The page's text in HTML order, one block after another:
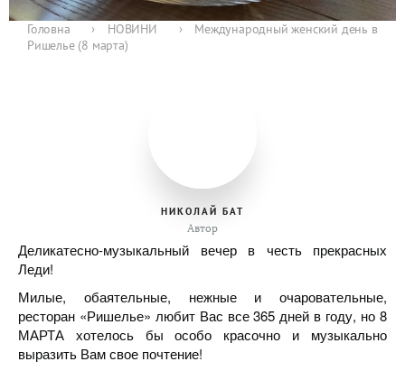
Головна › НОВИНИ ›
Международный женский день в
Ришелье (8 марта)
НИКОЛАЙ БАТ
Автор
Деликатесно-музыкальный вечер в честь прекрасных
Леди!
Милые, обаятельные, нежные и очаровательные,
ресторан «Ришелье» любит Вас все 365 дней в году, но 8
МАРТА хотелось бы особо красочно и музыкально
выразить Вам свое почтение!